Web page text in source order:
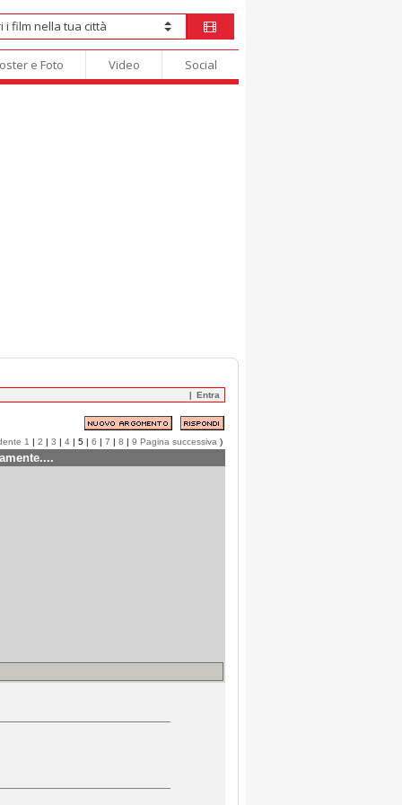
e Foto Video Social
Entra
1 | 2 | 3 | 4 | 5 | 6 | 7 | 8 | 9 Pagina successiva )